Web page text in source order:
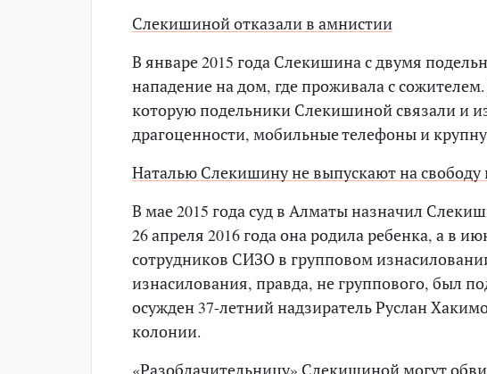
Слекишиной отказали в амнистии
В январе 2015 года Слекишина с двумя
нападение на дом, где проживала с
которую подельники Слекишиной связали и
драгоценности, мобильные телефоны и
Наталью Слекишину не выпускают на свободу
В мае 2015 года суд в Алматы назначил
26 апреля 2016 года она родила ребенка, а в
сотрудников СИЗО в групповом
изнасилования, правда, не группового, был
осужден 37-летний надзиратель Руслан
колонии.
«Разоблачительницу» Слекишиной могут